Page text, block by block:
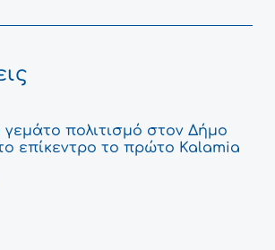
γεμάτο πολιτισμό στον Δήμο
επίκεντρο το πρώτο Kalamia